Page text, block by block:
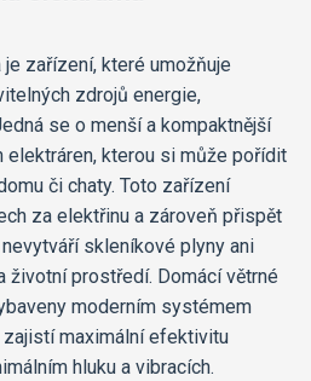
je zařízení, které umožňuje
zdrojů energie,
se o menší a kompaktnější
elektráren, kterou si může pořídit
či chaty. Toto zařízení
za elektřinu a zároveň přispět
skleníkové plyny ani
životní prostředí. Domácí větrné
moderním systémem
maximální efektivitu
hluku a vibracích.